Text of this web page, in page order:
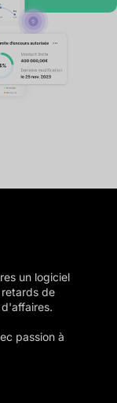
un logiciel
de
passion à